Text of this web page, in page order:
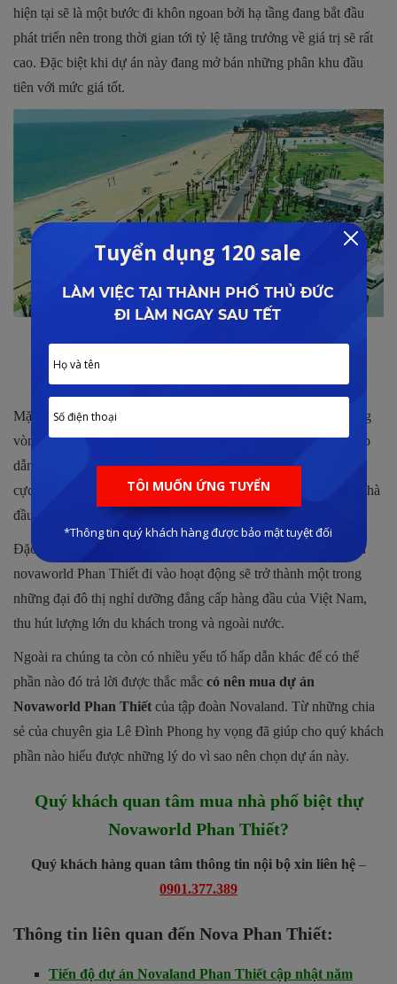
hiện tại sẽ là một bước đi khôn ngoan bởi hạ tầng đang bắt đầu
phát triển nên trong thời gian tới tỷ lệ tăng trưởng về giá trị sẽ rất
cao. Đặc biệt khi dự án này đang mở bán những phân khu đầu
tiên với mức giá tốt.
Mặc dù giá bán cao nhưng với hình thức thanh toán 1,3 tỷ trong
vòng 3 năm là một con số rất hợp lý. Chính sách thanh toán hấp
dẫn với mức đầu tư ban đầu thấp, cùng với nhiều sự hỗ trợ tích
cực từ phía ngân hàng nhằm giảm tải áp lực tài chính cho các nhà
đầu tư.
Đặc biệt là sau khi hạ tầng giao thông hòa thiện cùng lúc dự án
novaworld Phan Thiết đi vào hoạt động sẽ trở thành một trong
những đại đô thị nghỉ dưỡng đẳng cấp hàng đầu của Việt Nam,
thu hút lượng lớn du khách trong và ngoài nước.
Ngoài ra chúng ta còn có nhiều yếu tố hấp dẫn khác để có thể
phần nào đó trả lời được thắc mắc có nên mua dự án
Novaworld Phan Thiết của tập đoàn Novaland. Từ những chia
sẻ của chuyên gia Lê Đình Phong hy vọng đã giúp cho quý khách
phần nào hiểu được những lý do vì sao nên chọn dự án này.
Quý khách quan tâm mua nhà phố biệt thự
Novaworld Phan Thiết?
Quý khách hàng quan tâm thông tin nội bộ xin liên hệ –
0901.377.389
Thông tin liên quan đến Nova Phan Thiết:
Tiến độ dự án Novaland Phan Thiết cập nhật năm